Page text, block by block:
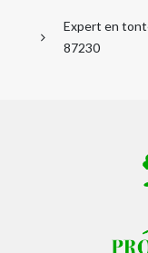
Expert en
87230